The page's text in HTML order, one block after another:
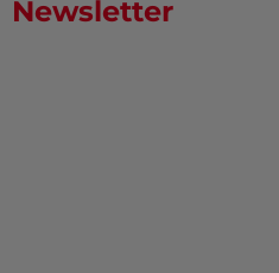
Newsletter